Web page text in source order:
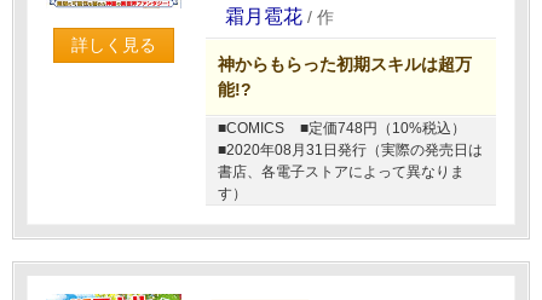
詳しく見る
霜月雹花 / 作
神からもらった初期スキルは超万
能!?
■COMICS
■定価748円（10%税込）
■2020年08月31日発行（実際の発売日は
書店、各電子ストアによって異なりま
す）